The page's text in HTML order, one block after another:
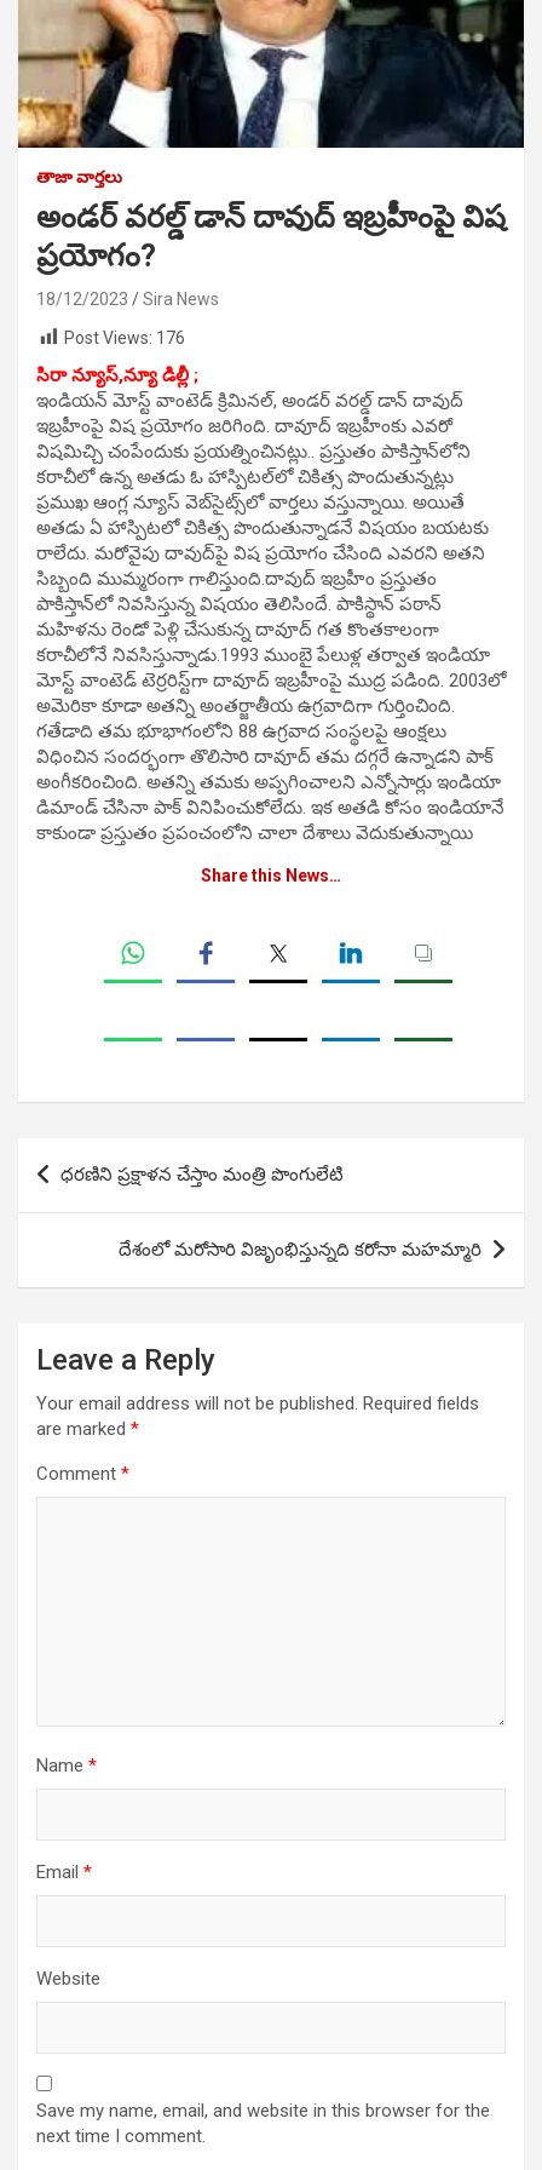
తాజా వార్తలు
అండర్ వరల్డ్ డాన్ దావుద్ ఇబ్రహీంపై విష
ప్రయోగం?
18/12/2023
Sira News
Post Views: 176
సిరా న్యూస్,న్యూ డిల్లీ ;
ఇండియ‌న్ మోస్ట్ వాంటెడ్ క్రిమినల్, అండర్ వరల్డ్ డాన్ దావుద్
ఇబ్రహీంపై విష ప్రయోగం జ‌రిగింది. దావూద్ ఇబ్రహీంకు ఎవరో
విషమిచ్చి చంపేందుకు ప్రయత్నించిన‌ట్లు.. ప్రస్తుతం పాకిస్తాన్‌లోని
కరాచీలో ఉన్న అతడు ఓ హాస్పిటల్‌లో చికిత్స పొందుతున్న‌ట్లు
ప్ర‌ముఖ‌ ఆంగ్ల న్యూస్ వెబ్‌సైట్స్‌లో వార్తలు వస్తున్నాయి. అయితే
అత‌డు ఏ హాస్పిటలో చికిత్స పొందుతున్నాడనే విషయం బ‌య‌ట‌కు
రాలేదు. మ‌రోవైపు దావుద్‌పై విష ప్ర‌యోగం చేసింది ఎవరని అతని
సిబ్బంది ముమ్మరంగా గాలిస్తుంది.దావుద్ ఇబ్రహీం ప్ర‌స్తుతం
పాకిస్తాన్‌లో నివ‌సిస్తున్న విష‌యం తెలిసిందే. పాకిస్థాన్‌ పఠాన్‌
మహిళను రెండో పెళ్లి చేసుకున్న దావూద్ గ‌త కొంతకాలంగా
కరాచీలోనే నివసిస్తున్నాడు.1993 ముంబై పేలుళ్ల త‌ర్వాత ఇండియా
మోస్ట్ వాంటెడ్ టెర్ర‌రిస్ట్‌గా దావూద్ ఇబ్ర‌హీంపై ముద్ర ప‌డింది. 2003లో
అమెరికా కూడా అత‌న్ని అంత‌ర్జాతీయ ఉగ్ర‌వాదిగా గుర్తించింది.
గ‌తేడాది త‌మ భూభాగంలోని 88 ఉగ్ర‌వాద సంస్థ‌ల‌పై ఆంక్ష‌లు
విధించిన సంద‌ర్భంగా తొలిసారి దావూద్ త‌మ ద‌గ్గ‌రే ఉన్నాడ‌ని పాక్
అంగీక‌రించింది. అత‌న్ని త‌మ‌కు అప్ప‌గించాల‌ని ఎన్నోసార్లు ఇండియా
డిమాండ్ చేసినా పాక్ వినిపించుకోలేదు. ఇక అత‌డి కోసం ఇండియానే
కాకుండా ప్ర‌స్తుతం ప్రపంచంలోని చాలా దేశాలు వెదుకుతున్నాయి
Share this News…
Post
navigation
ధరణిని ప్రక్షాళన చేస్తాం మంత్రి పొంగులేటి
దేశంలో మరోసారి విజృంభిస్తున్నది కరోనా మహమ్మారి
Leave a Reply
Your email address will not be published. Required fields
are marked *
Comment *
Name *
Email *
Website
Save my name, email, and website in this browser for the
next time I comment.